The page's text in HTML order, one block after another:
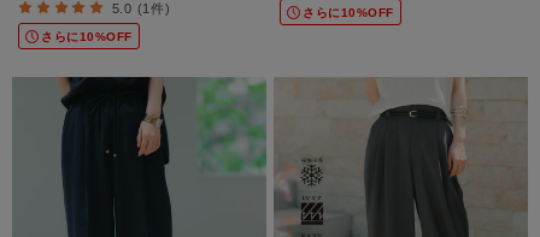
5.0 (1件)
さらに10%OFF
さらに10%OFF